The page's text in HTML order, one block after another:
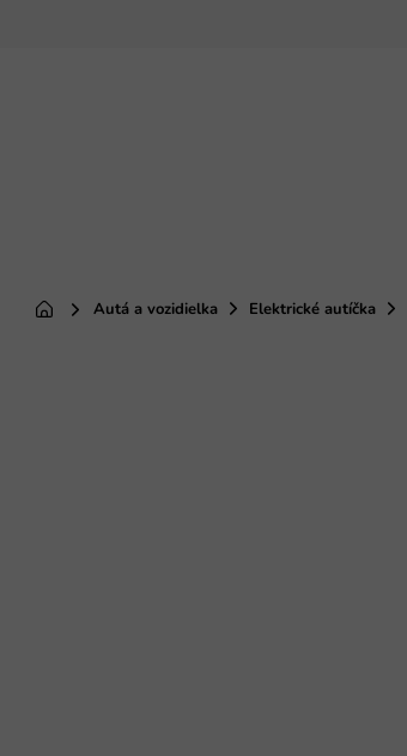
DomovAutá a vozidielka Elektrické autíčka